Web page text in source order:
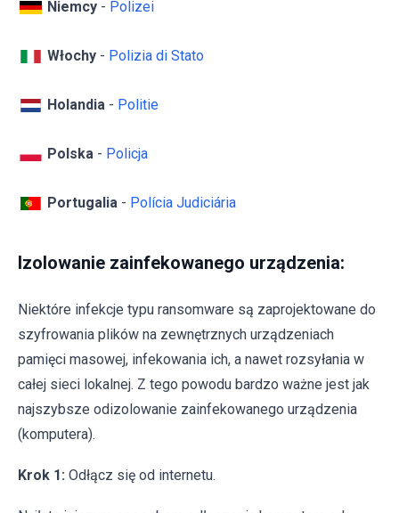
Niemcy - Polizei
Włochy - Polizia di Stato
Holandia - Politie
Polska - Policja
Portugalia - Polícia Judiciária
Izolowanie zainfekowanego urządzenia:
Niektóre infekcje typu ransomware są zaprojektowane do
szyfrowania plików na zewnętrznych urządzeniach
pamięci masowej, infekowania ich, a nawet rozsyłania w
całej sieci lokalnej. Z tego powodu bardzo ważne jest jak
najszybsze odizolowanie zainfekowanego urządzenia
(komputera).
Krok 1: Odłącz się od internetu.